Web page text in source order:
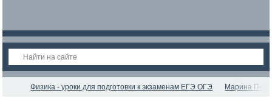
Физика - уроки для подготовки к экзаменам ЕГЭ ОГЭ Марина